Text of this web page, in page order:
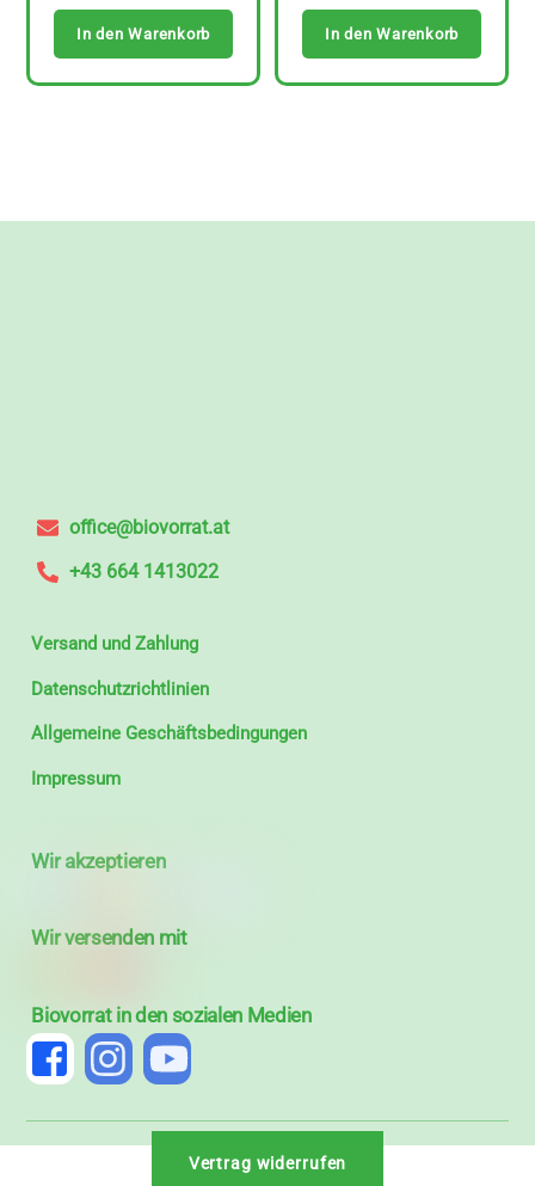
In den Warenkorb In den Warenkorb
office@biovorrat.at
+43 664 1413022
Versand und Zahlung
Datenschutzrichtlinien
Allgemeine Geschäftsbedingungen
Impressum
Wir akzeptieren
Wir versenden mit
Biovorrat in den sozialen Medien
Vertrag widerrufen